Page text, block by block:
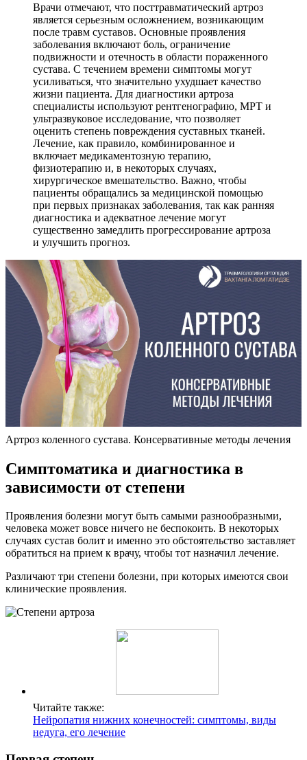
Врачи отмечают, что посттравматический артроз
является серьезным осложнением, возникающим
после травм суставов. Основные проявления
заболевания включают боль, ограничение
подвижности и отечность в области пораженного
сустава. С течением времени симптомы могут
усиливаться, что значительно ухудшает качество
жизни пациента. Для диагностики артроза
специалисты используют рентгенографию, МРТ и
ультразвуковое исследование, что позволяет
оценить степень повреждения суставных тканей.
Лечение, как правило, комбинированное и
включает медикаментозную терапию,
физиотерапию и, в некоторых случаях,
хирургическое вмешательство. Важно, чтобы
пациенты обращались за медицинской помощью
при первых признаках заболевания, так как ранняя
диагностика и адекватное лечение могут
существенно замедлить прогрессирование артроза
и улучшить прогноз.
Артроз коленного сустава. Консервативные методы лечения
Симптоматика и диагностика в
зависимости от степени
Проявления болезни могут быть самыми разнообразными,
человека может вовсе ничего не беспокоить. В некоторых
случаях сустав болит и именно это обстоятельство заставляет
обратиться на прием к врачу, чтобы тот назначил лечение.
Различают три степени болезни, при которых имеются свои
клинические проявления.
Читайте также:
Нейропатия нижних конечностей: симптомы, виды
недуга, его лечение